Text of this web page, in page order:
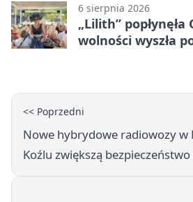
6 sierpnia 2026
„Lilith”
wolności wyszła
<< Poprzedni
Nowe hybrydowe radiowozy w
Koźlu zwiększą